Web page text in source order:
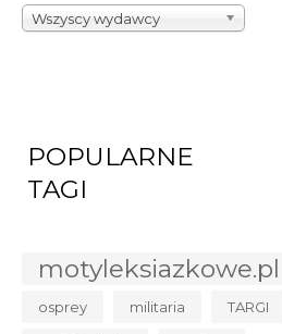
Wszyscy wydawcy
POPULARNE
TAGI
motyleksiazkowe.pl
osprey militaria TARGI